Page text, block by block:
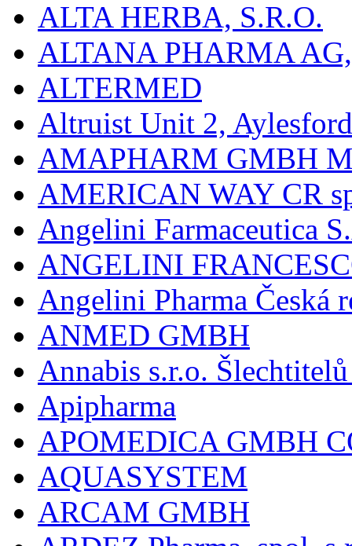
ALTA HERBA, S.R.O.
ALTANA PHARMA
ALTERMED
Altruist Unit 2, Aylesford
AMAPHARM GMBH
AMERICAN WAY CR
Angelini Farmaceutica
ANGELINI
Angelini Pharma Česká
ANMED GMBH
Annabis s.r.o.
Apipharma
APOMEDICA GMBH
AQUASYSTEM
ARCAM GMBH